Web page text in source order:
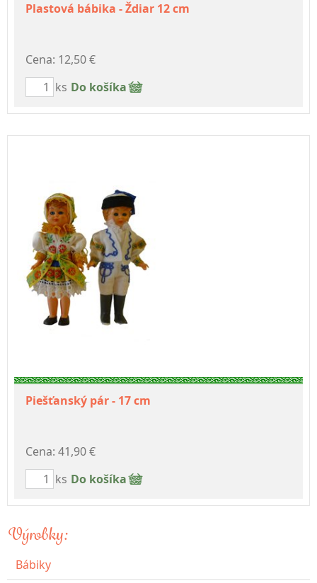
Plastová bábika - Ždiar 12 cm
Cena: 12,50 €
ks Do košíka
Piešťanský pár - 17 cm
Cena: 41,90 €
ks Do košíka
Výrobky:
Bábiky